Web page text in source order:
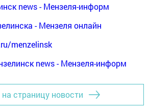
news - Мензеля-информ
- Мензеля онлайн
menzelinsk
news - Мензеля-информ
страницу новости